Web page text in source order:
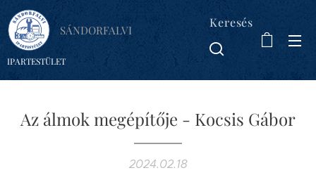
SÁNDORFALVI
IPARTESTÜLET
Keresés
Az álmok megépítője - Kocsis Gábor
2024.02.18